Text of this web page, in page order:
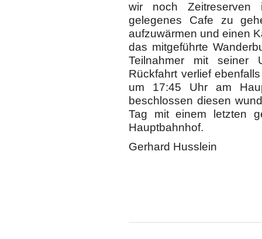
wir noch
gelegenes Cafe zu
aufzuwärmen und einen
das mitgeführte
Teilnahmer mit seiner
Rückfahrt verlief
um 17:45 Uhr am
beschlossen diesen
Tag mit einem letzten
Hauptbahnhof.
Gerhard Husslein